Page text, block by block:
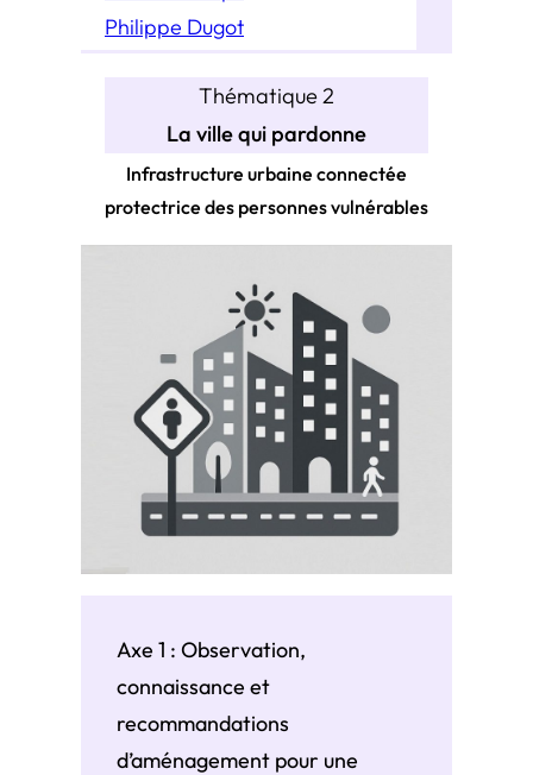
Philippe Dugot
Thématique 2
La ville qui pardonne
Infrastructure urbaine connectée
protectrice des personnes vulnérables
Axe 1 : Observation,
connaissance et
recommandations
d’aménagement pour une